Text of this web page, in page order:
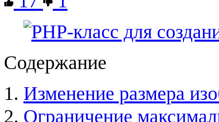
Содержание
Изменение размера
Ограничение